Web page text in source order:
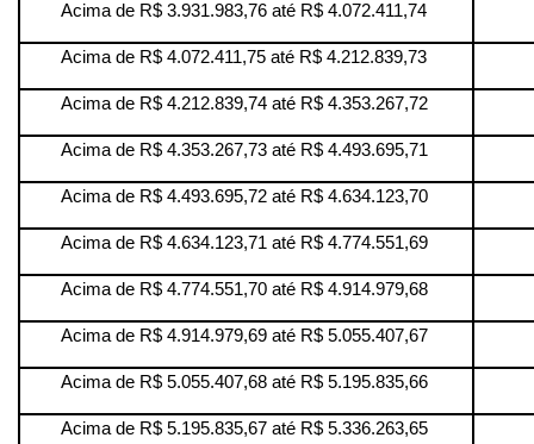
Acima de R$ 3.931.983,76 até R$ 4.072.411,74
Acima de R$ 4.072.411,75 até R$ 4.212.839,73
Acima de R$ 4.212.839,74 até R$ 4.353.267,72
Acima de R$ 4.353.267,73 até R$ 4.493.695,71
Acima de R$ 4.493.695,72 até R$ 4.634.123,70
Acima de R$ 4.634.123,71 até R$ 4.774.551,69
Acima de R$ 4.774.551,70 até R$ 4.914.979,68
Acima de R$ 4.914.979,69 até R$ 5.055.407,67
Acima de R$ 5.055.407,68 até R$ 5.195.835,66
Acima de R$ 5.195.835,67 até R$ 5.336.263,65